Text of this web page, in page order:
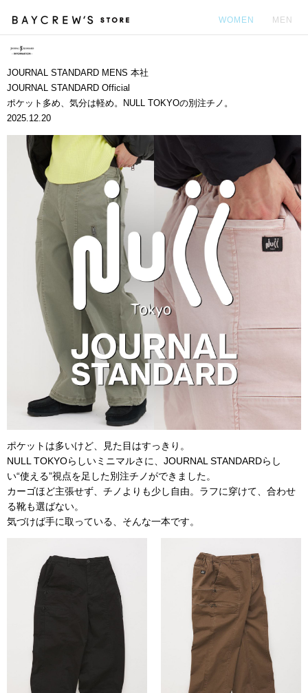
WOMEN MEN
JOURNAL STANDARD MENS 本社
JOURNAL STANDARD Official
ポケット多め、気分は軽め。NULL TOKYOの別注チノ。
2025.12.20
ポケットは多いけど、見た目はすっきり。
NULL TOKYOらしいミニマルさに、JOURNAL STANDARDらし
い“使える”視点を足した別注チノができました。
カーゴほど主張せず、チノよりも少し自由。ラフに穿けて、合わせ
る靴も選ばない。
気づけば手に取っている、そんな一本です。